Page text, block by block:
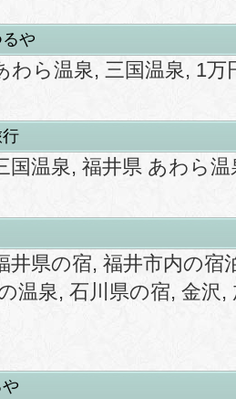
や
わら温泉, 三国温泉, 1万
国温泉, 福井県 あわら
井県の宿, 福井市内の宿
温泉, 石川県の宿, 金沢 ,